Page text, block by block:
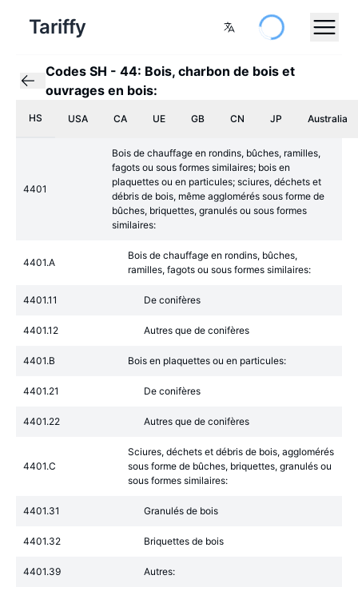
Tariffy
Codes SH - 44: Bois, charbon de bois et
ouvrages en bois:
HS USA CA UE GB CN JP Australia
4401
Bois de chauffage en rondins, bûches, ramilles,
fagots ou sous formes similaires; bois en
plaquettes ou en particules; sciures, déchets et
débris de bois, même agglomérés sous forme de
bûches, briquettes, granulés ou sous formes
similaires:
4401.A
Bois de chauffage en rondins, bûches,
ramilles, fagots ou sous formes similaires:
4401.11 De conifères
4401.12 Autres que de conifères
4401.B Bois en plaquettes ou en particules:
4401.21 De conifères
4401.22 Autres que de conifères
4401.C
Sciures, déchets et débris de bois, agglomérés
sous forme de bûches, briquettes, granulés ou
sous formes similaires:
4401.31 Granulés de bois
4401.32 Briquettes de bois
4401.39 Autres: